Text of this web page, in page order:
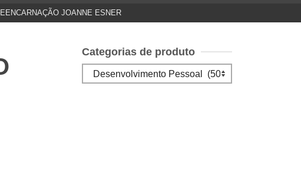
JOANNE ESNER
Categorias de produto